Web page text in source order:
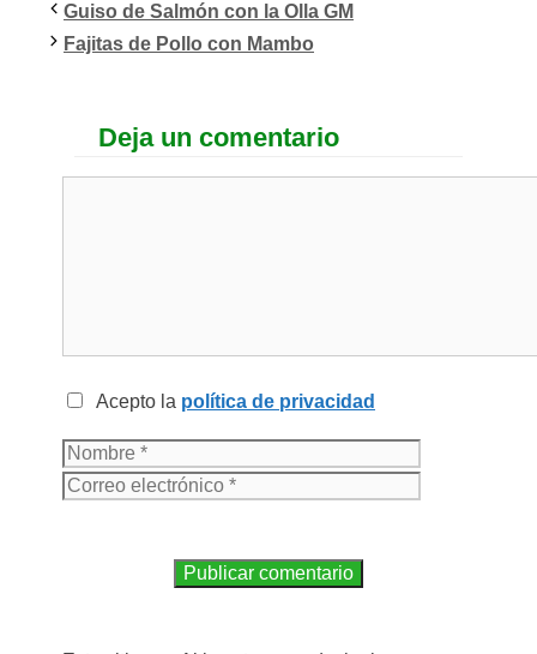
Guiso de Salmón con la Olla GM
Fajitas de Pollo con Mambo
Deja un comentario
Acepto la política de privacidad